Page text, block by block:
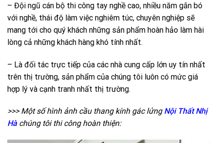
– Đội ngũ cán bộ thi công tay nghề cao, nhiều năm gắn bó
với nghề, thái độ làm việc nghiêm túc, chuyên nghiệp sẽ
mang tới cho quý khách những sản phẩm hoàn hảo làm hài
lòng cả những khách hàng khó tính nhất.
– Là đối tác trực tiếp của các nhà cung cấp lớn uy tín nhất
trên thị trường, sản phẩm của chúng tôi luôn có mức giá
hợp lý và cạnh tranh nhất thị trường.
>>> Một số hình ảnh cầu thang kính gác lửng Nội Thất Nhị
Hàchúng tôi thi công hoàn thiện: